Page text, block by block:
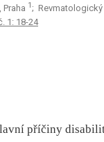
1 ; Revmatologický
1: 18-24
příčiny